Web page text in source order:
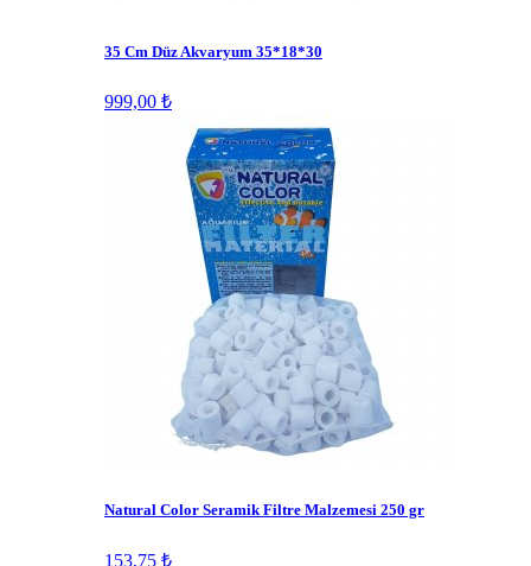
35 Cm Düz Akvaryum 35*18*30
999,00 ₺
Natural Color Seramik Filtre Malzemesi 250 gr
153,75 ₺